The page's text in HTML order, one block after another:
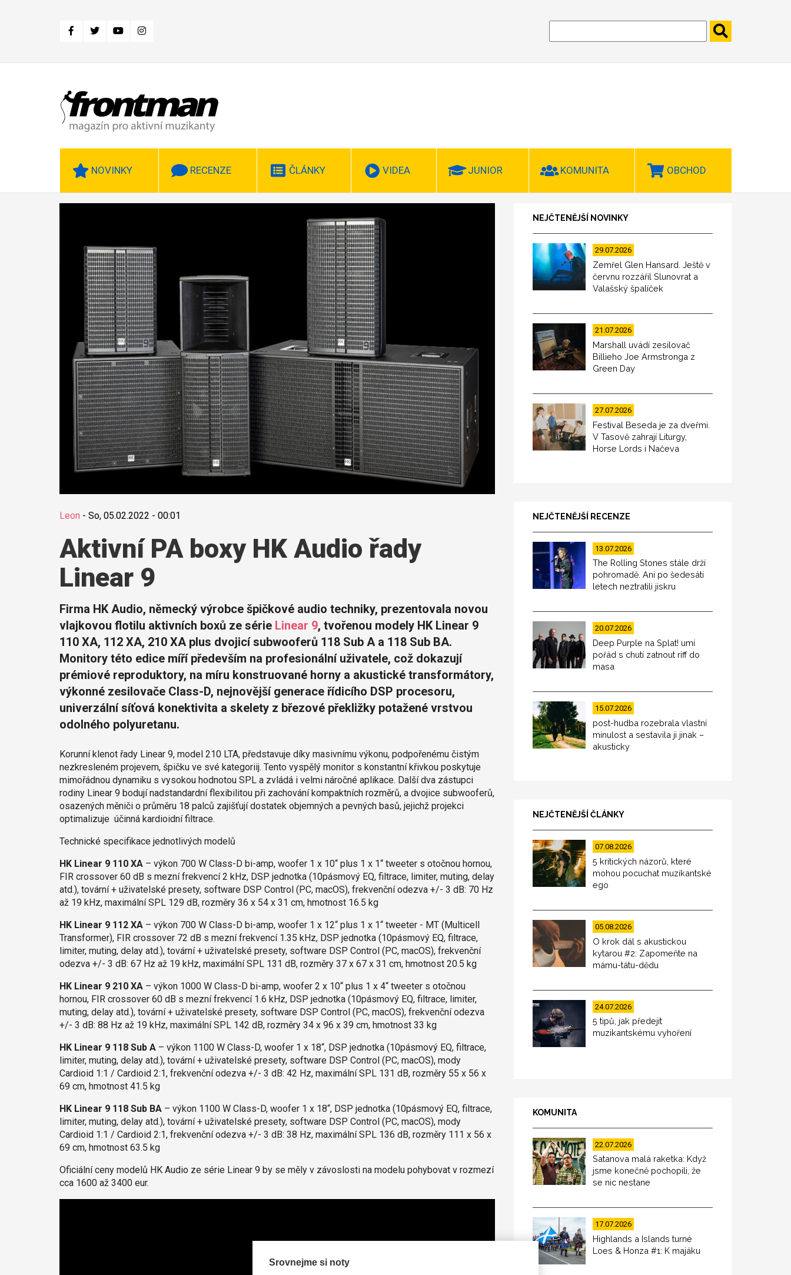
NOVINKY RECENZE ČLÁNKY VIDEA JUNIOR KOMUNITA OBCHOD
Leon - So, 05.02.2022 - 00:01
Aktivní PA boxy HK Audio řady
Linear 9
Firma HK Audio, německý výrobce špičkové audio techniky, prezentovala novou
vlajkovou flotilu aktivních boxů ze série Linear 9, tvořenou modely HK Linear 9
110 XA, 112 XA, 210 XA plus dvojicí subwooferů 118 Sub A a 118 Sub BA.
Monitory této edice míří především na profesionální uživatele, což dokazují
prémiové reproduktory, na míru konstruované horny a akustické transformátory,
výkonné zesilovače Class-D, nejnovější generace řídicího DSP procesoru,
univerzální síťová konektivita a skelety z březové překližky potažené vrstvou
odolného polyuretanu.
Korunní klenot řady Linear 9, model 210 LTA, představuje díky masivnímu výkonu, podpořenému čistým
nezkresleném projevem, špičku ve své kategoriij. Tento vyspělý monitor s konstantní křivkou poskytuje
mimořádnou dynamiku s vysokou hodnotou SPL a zvládá i velmi náročné aplikace. Další dva zástupci
rodiny Linear 9 bodují nadstandardní flexibilitou při zachování kompaktních rozměrů, a dvojice subwooferů,
osazených měniči o průměru 18 palců zajišťují dostatek objemných a pevných basů, jejichž projekci
optimalizuje účinná kardioidní filtrace.
Technické specifikace jednotlivých modelů
HK Linear 9 110 XA– výkon 700 W Class-D bi-amp, woofer 1 x 10“ plus 1 x 1“ tweeter s otočnou hornou,
FIR crossover 60 dB s mezní frekvencí 2 kHz, DSP jednotka (10pásmový EQ, filtrace, limiter, muting, delay
atd.), tovární + uživatelské presety, software DSP Control (PC, macOS), frekvenční odezva +/- 3 dB: 70 Hz
až 19 kHz, maximální SPL 129 dB, rozměry 36 x 54 x 31 cm, hmotnost 16.5 kg
HK Linear 9 112 XA– výkon 700 W Class-D bi-amp, woofer 1 x 12“ plus 1 x 1“ tweeter - MT (Multicell
Transformer), FIR crossover 72 dB s mezní frekvencí 1.35 kHz, DSP jednotka (10pásmový EQ, filtrace,
limiter, muting, delay atd.), tovární + uživatelské presety, software DSP Control (PC, macOS), frekvenční
odezva +/- 3 dB: 67 Hz až 19 kHz, maximální SPL 131 dB, rozměry 37 x 67 x 31 cm, hmotnost 20.5 kg
HK Linear 9 210 XA– výkon 1000 W Class-D bi-amp, woofer 2 x 10“ plus 1 x 4“ tweeter s otočnou
hornou, FIR crossover 60 dB s mezní frekvencí 1.6 kHz, DSP jednotka (10pásmový EQ, filtrace, limiter,
muting, delay atd.), tovární + uživatelské presety, software DSP Control (PC, macOS), frekvenční odezva
+/- 3 dB: 88 Hz až 19 kHz, maximální SPL 142 dB, rozměry 34 x 96 x 39 cm, hmotnost 33 kg
HK Linear 9 118 Sub A– výkon 1100 W Class-D, woofer 1 x 18“, DSP jednotka (10pásmový EQ, filtrace,
limiter, muting, delay atd.), tovární + uživatelské presety, software DSP Control (PC, macOS), mody
Cardioid 1:1 / Cardioid 2:1, frekvenční odezva +/- 3 dB: 42 Hz, maximální SPL 131 dB, rozměry 55 x 56 x
69 cm, hmotnost 41.5 kg
HK Linear 9 118 Sub BA– výkon 1100 W Class-D, woofer 1 x 18“, DSP jednotka (10pásmový EQ, filtrace,
limiter, muting, delay atd.), tovární + uživatelské presety, software DSP Control (PC, macOS), mody
Cardioid 1:1 / Cardioid 2:1, frekvenční odezva +/- 3 dB: 38 Hz, maximální SPL 136 dB, rozměry 111 x 56 x
69 cm, hmotnost 63.5 kg
Oficiální ceny modelů HK Audio ze série Linear 9 by se měly v závoslosti na modelu pohybovat v rozmezí
cca 1600 až 3400 eur.
NEJČTENĚJŠÍ NOVINKY
29.07.2026
Zemřel Glen Hansard. Ještě v
červnu rozzářil Slunovrat a
Valašský špalíček
21.07.2026
Marshall uvádí zesilovač
Billieho Joe Armstronga z
Green Day
27.07.2026
Festival Beseda je za dveřmi.
V Tasově zahrají Liturgy,
Horse Lords i Načeva
NEJČTENĚJŠÍ RECENZE
13.07.2026
The Rolling Stones stále drží
pohromadě. Ani po šedesáti
letech neztratili jiskru
20.07.2026
Deep Purple na Splat! umí
pořád s chutí zatnout riff do
masa
15.07.2026
post-hudba rozebrala vlastní
minulost a sestavila ji jinak –
akusticky
NEJČTENĚJŠÍ ČLÁNKY
07.08.2026
5 kritických názorů, které
mohou pocuchat muzikantské
ego
05.08.2026
O krok dál s akustickou
kytarou #2: Zapomeňte na
mámu-tátu-dědu
24.07.2026
5 tipů, jak předejít
muzikantskému vyhoření
KOMUNITA
22.07.2026
Satanova malá raketka: Když
jsme konečně pochopili, že
se nic nestane
17.07.2026
Highlands a Islands turné
Loes & Honza #1: K majáku
Srovnejme si noty